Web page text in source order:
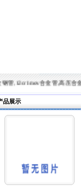
合金管,高压合
品展示